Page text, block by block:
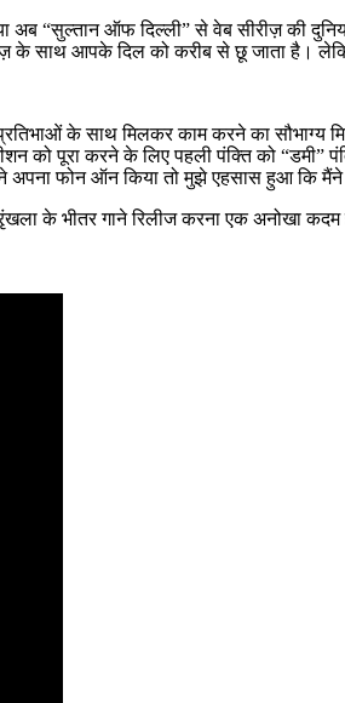
अब “सुल्तान ऑफ दिल्ली” से वेब सीरीज़ की
के साथ आपके दिल को करीब से छू जाता है।
के साथ मिलकर काम करने का सौभाग्य
को पूरा करने के लिए पहली पंक्ति को
फोन ऑन किया तो मुझे एहसास हुआ कि मैंने
के भीतर गाने रिलीज करना एक अनोखा